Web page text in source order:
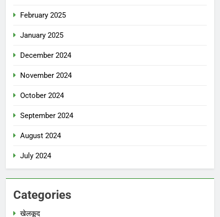
February 2025
January 2025
December 2024
November 2024
October 2024
September 2024
August 2024
July 2024
Categories
खेलकूद